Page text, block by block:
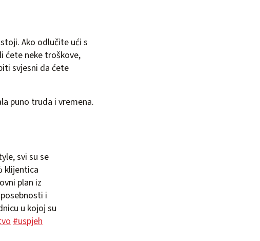
Ako odlučite ući s
ćete neke troškove,
svjesni da ćete
puno truda i vremena.
svi su se
klijentica
plan iz
i
u kojoj su
#uspjeh